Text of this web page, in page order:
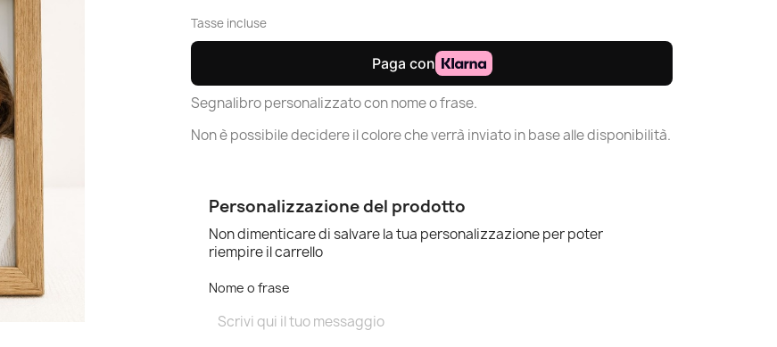
Tasse incluse
Segnalibro personalizzato con nome o frase.
Non è possibile decidere il colore che verrà inviato in base alle disponibilità.
Personalizzazione del prodotto
Non dimenticare di salvare la tua personalizzazione per poter
riempire il carrello
Nome o frase